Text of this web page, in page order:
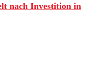
nach Investition in